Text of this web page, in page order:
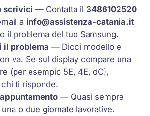
scrivici — Contatta il 3486102520
a info@assistenza-catania.it
il problema del tuo Samsung.
il problema — Dicci modello e
va. Se sul display compare una
(per esempio 5E, 4E, dC),
ti risponde.
— Quasi sempre
o due giornate lavorative.